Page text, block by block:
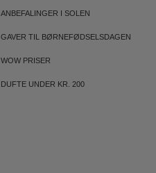
ANBEFALINGER I SOLEN
GAVER TIL BØRNEFØDSELSDAGEN
WOW PRISER
DUFTE UNDER KR. 200